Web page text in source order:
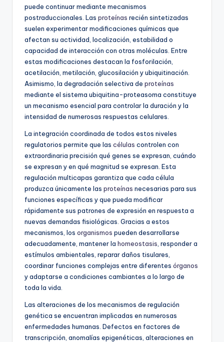
puede continuar mediante mecanismos
postraduccionales. Las proteínas recién sintetizadas
suelen experimentar modificaciones químicas que
afectan su actividad, localización, estabilidad o
capacidad de interacción con otras moléculas. Entre
estas modificaciones destacan la fosforilación,
acetilación, metilación, glucosilación y ubiquitinación.
Asimismo, la degradación selectiva de proteínas
mediante el sistema ubiquitina-proteasoma constituye
un mecanismo esencial para controlar la duración y la
intensidad de numerosas respuestas celulares.
La integración coordinada de todos estos niveles
regulatorios permite que las células controlen con
extraordinaria precisión qué genes se expresan, cuándo
se expresan y en qué magnitud se expresan. Esta
regulación multicapas garantiza que cada célula
produzca únicamente las proteínas necesarias para sus
funciones específicas y que pueda modificar
rápidamente sus patrones de expresión en respuesta a
nuevas demandas fisiológicas. Gracias a estos
mecanismos, los organismos pueden desarrollarse
adecuadamente, mantener la homeostasis , responder a
estímulos ambientales, reparar daños tisulares,
coordinar funciones complejas entre diferentes órganos
y adaptarse a condiciones cambiantes a lo largo de
toda la vida.
Las alteraciones de los mecanismos de regulación
genética se encuentran implicadas en numerosas
enfermedades humanas. Defectos en factores de
transcripción, anomalías epigenéticas, alteraciones en